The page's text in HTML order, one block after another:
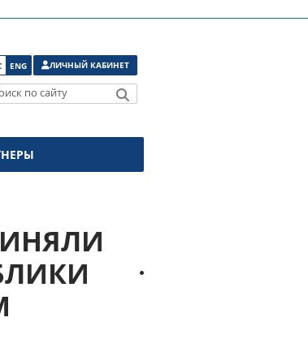
ENG ЛИЧНЫЙ КАБИНЕТ
по сайту